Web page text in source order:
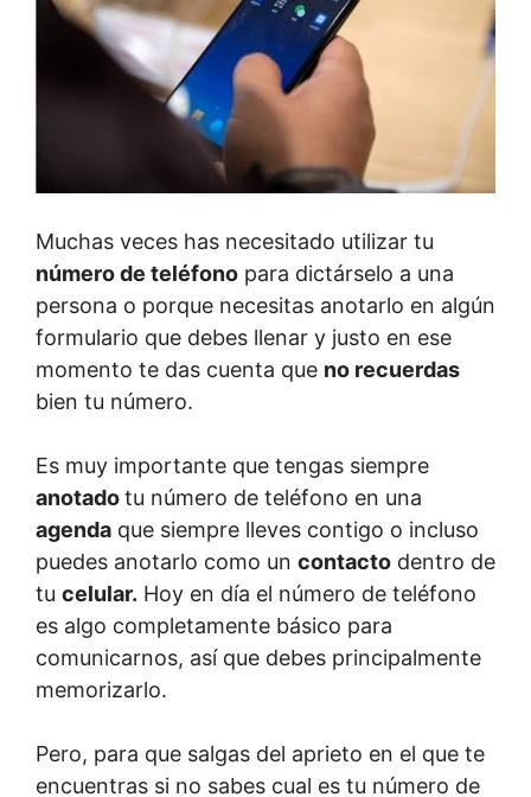
Muchas veces has necesitado utilizar tu
número de teléfono para dictárselo a una
persona o porque necesitas anotarlo en algún
formulario que debes llenar y justo en ese
momento te das cuenta que no recuerdas
bien tu número.
Es muy importante que tengas siempre
anotadotu número de teléfono en una
agenda que siempre lleves contigo o incluso
puedes anotarlo como un contacto dentro de
tu celular. Hoy en día el número de teléfono
es algo completamente básico para
comunicarnos, así que debes principalmente
memorizarlo.
Pero, para que salgas del aprieto en el que te
encuentras si no sabes cual es tu número de